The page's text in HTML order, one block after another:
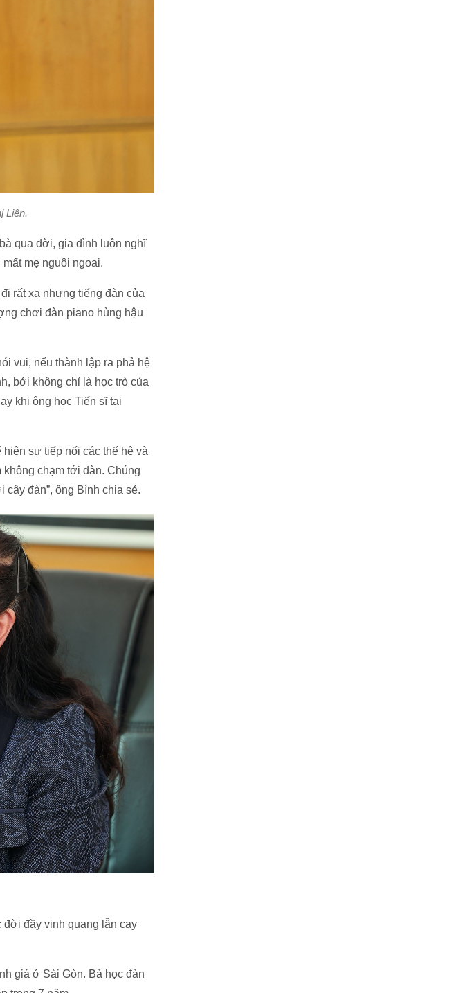
Liên.
qua đời, gia đình luôn nghĩ
mẹ nguôi ngoai.
rất xa nhưng tiếng đàn của
chơi đàn piano hùng hậu
vui, nếu thành lập ra phả hệ
bởi không chỉ là học trò của
khi ông học Tiến sĩ tại
sự tiếp nối các thế hệ và
chạm tới đàn. Chúng
đàn”, ông Bình chia sẻ.
đời đầy vinh quang lẫn cay
giá ở Sài Gòn. Bà học đàn